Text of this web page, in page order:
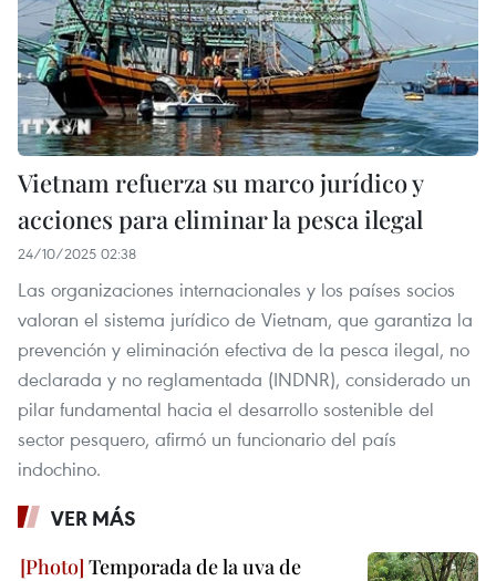
Vietnam refuerza su marco jurídico y
acciones para eliminar la pesca ilegal
24/10/2025 02:38
Las organizaciones internacionales y los países socios
valoran el sistema jurídico de Vietnam, que garantiza la
prevención y eliminación efectiva de la pesca ilegal, no
declarada y no reglamentada (INDNR), considerado un
pilar fundamental hacia el desarrollo sostenible del
sector pesquero, afirmó un funcionario del país
indochino.
VER MÁS
Temporada de la uva de